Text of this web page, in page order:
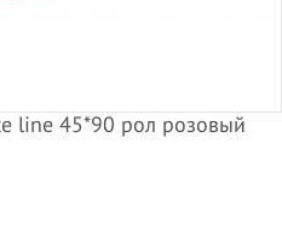
line 45*90 рол розовый